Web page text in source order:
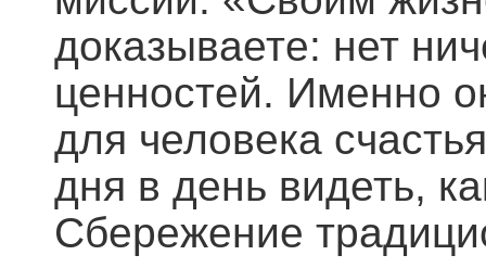
доказываете: нет
ценностей. Именно
для человека
дня в день видеть,
Сбережение